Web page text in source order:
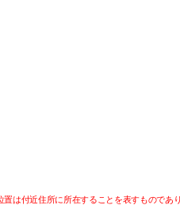
は付近住所に所在することを表すものであ